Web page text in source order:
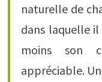
naturelle de
dans laquelle
moins son
appréciable.